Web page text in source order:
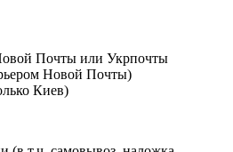
Почты или Укрпочты
Новой Почты)
Киев)